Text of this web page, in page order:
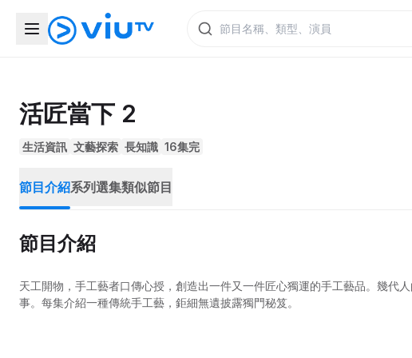
活匠當下 2
生活資訊 文藝探索 長知識 16集完
節目介紹系列選集類似節目
節目介紹
天工開物，手工藝者口傳心授，創造出一件又一件匠心獨運的手工藝品。幾代
事。每集介紹一種傳統手工藝，鉅細無遺披露獨門秘笈。